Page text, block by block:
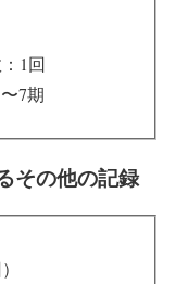
1回
7期
その他の記録